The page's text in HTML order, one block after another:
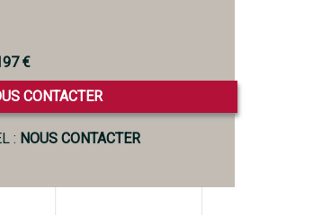
€
CONTACTER
: NOUS CONTACTER